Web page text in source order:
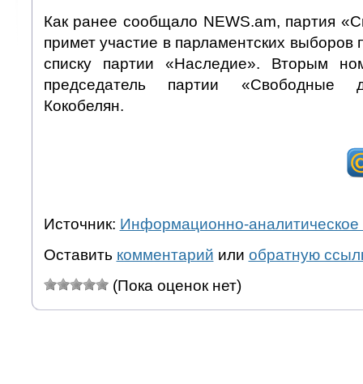
Как ранее сообщало NEWS.am, партия
примет участие в парламентских выборов
списку партии «Наследие». Вторым
председатель партии «Свободные
Кокобелян.
Источник: Информационно-аналитическое
Оставить комментарий или обратную
(Пока оценок нет)